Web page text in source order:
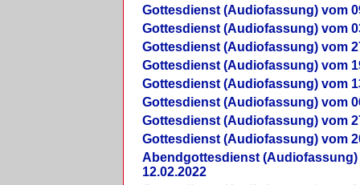
Gottesdienst (Audiofassung) vom
Gottesdienst (Audiofassung) vom
Gottesdienst (Audiofassung) vom
Gottesdienst (Audiofassung) vom
Gottesdienst (Audiofassung) vom
Gottesdienst (Audiofassung) vom
Gottesdienst (Audiofassung) vom
Gottesdienst (Audiofassung) vom
Abendgottesdienst (Audiofassung)
12.02.2022